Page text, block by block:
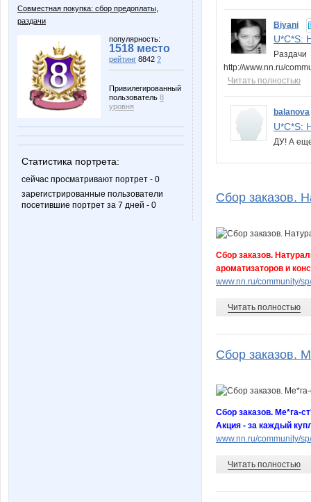
Совместная покупка: сбор предоплаты,
раздачи
популярность:
1518 место
рейтинг 8842 ?
Привилегированный
пользователь 8
уровня
Статистика портрета:
сейчас просматривают портрет - 0
зарегистрированные пользователи
посетившие портрет за 7 дней - 0
Biyani
U*C*S:
Раздачи
http://www.nn.ru/
Читать полностью
balanova
U*C*S:
ДУ! А
Сбор заказов.
Сбор заказов.
ароматизаторов и
www.nn.ru/community/
Читать полностью
Сбор заказов.
Сбор заказов. Ме*га-
Акция - за каждый
www.nn.ru/community/
Читать полностью